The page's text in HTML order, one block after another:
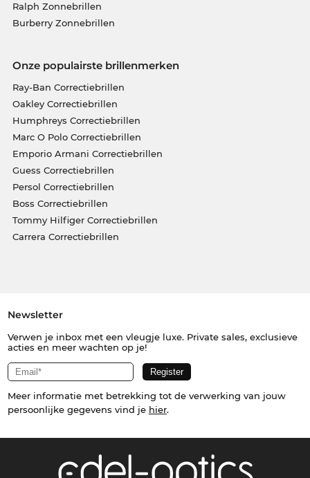
Ralph Zonnebrillen
Burberry Zonnebrillen
Onze populairste brillenmerken
Ray-Ban Correctiebrillen
Oakley Correctiebrillen
Humphreys Correctiebrillen
Marc O Polo Correctiebrillen
Emporio Armani Correctiebrillen
Guess Correctiebrillen
Persol Correctiebrillen
Boss Correctiebrillen
Tommy Hilfiger Correctiebrillen
Carrera Correctiebrillen
Newsletter
Verwen je inbox met een vleugje luxe. Private sales, exclusieve
acties en meer wachten op je!
Meer informatie met betrekking tot de verwerking van jouw
persoonlijke gegevens vind je hier.